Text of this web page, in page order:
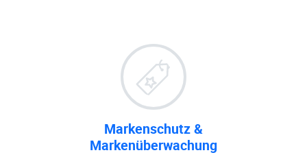
Markenschutz &
Markenüberwachung